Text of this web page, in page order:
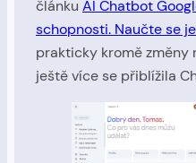
článku AI Chatbot
schopnosti. Naučte se
prakticky kromě změny
ještě více se přiblížila